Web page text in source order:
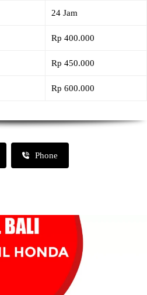
24 Jam
Rp 400.000
Rp 450.000
Rp 600.000
Phone